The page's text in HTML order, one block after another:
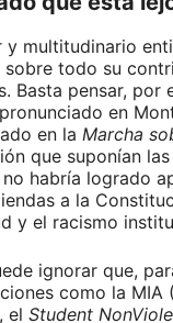
y multitudinario
sobre todo su
Basta pensar, por
pronunciado en
en la Marcha
que suponían
habría logrado
a la
y el racismo
ignorar que,
como la MIA (
el Student